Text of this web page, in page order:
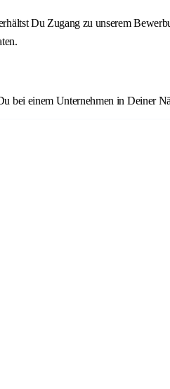
Du Zugang zu unserem
bei einem Unternehmen in Deiner